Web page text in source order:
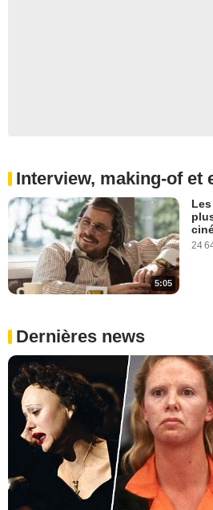
Interview, making-of et
5:05
24
Dernières news